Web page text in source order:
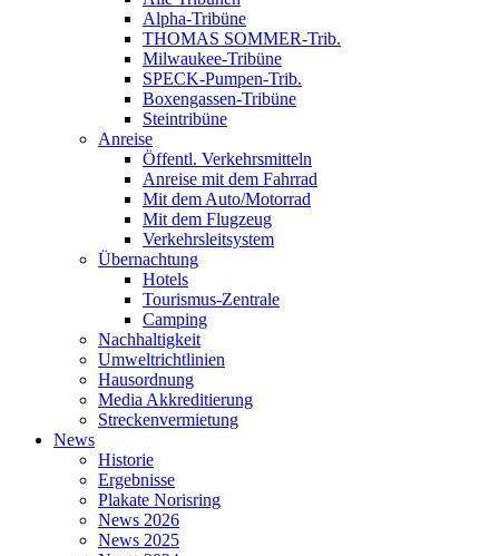
Alpha-Tribüne
THOMAS SOMMER-Trib.
Milwaukee-Tribüne
SPECK-Pumpen-Trib.
Boxengassen-Tribüne
Steintribüne
Anreise
Öffentl. Verkehrsmitteln
Anreise mit dem Fahrrad
Mit dem Auto/Motorrad
Mit dem Flugzeug
Verkehrsleitsystem
Übernachtung
Hotels
Tourismus-Zentrale
Camping
Nachhaltigkeit
Umweltrichtlinien
Hausordnung
Media Akkreditierung
Streckenvermietung
News
Historie
Ergebnisse
Plakate Norisring
News 2026
News 2025